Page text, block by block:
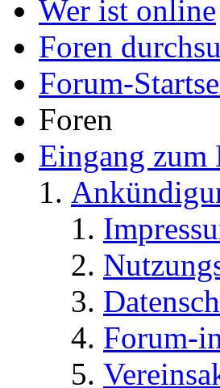
Wer ist online
Foren
Forum-
Foren
Eingang zum
Forum-